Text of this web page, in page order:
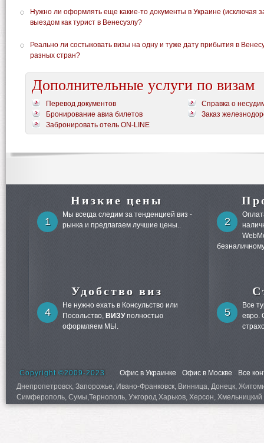
Нужно ли оформлять еще какие-то документы в Украине (исключая
выездом как турист в Венесуэлу?
Реально ли состыковать визы на одну и туже дату прибытия в
разных стран?
Дополнительные услуги по визам
Перевод документов
Справка о
Бронирование авиа билетов
Заказ
Забронировать отель ON-LINE
Низкие цены
1
Мы всегда следим за тенденцией виз -
рынка и предлагаем лучшие цены..
2
Удобство виз
4
Не нужно ехать в Консульство или
Посольство, ВИЗУполностью
оформляем МЫ.
5
Все
евро.
Copyright ©2009-2023 Офис в Украинке Офис в Москве
Все
Днепропетровск, Запорожье, Ивано-Франковск, Винница, Донецк,
Симферополь, Сумы,Тернополь, Ужгород Харьков, Херсон,